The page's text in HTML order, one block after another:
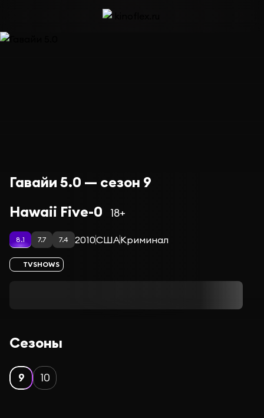
Гавайи 5.0 — сезон 9
Hawaii Five-0
18+
8.1 7.7 7.4 2010СШАКриминал
TVSHOWS
Сезоны
9 10